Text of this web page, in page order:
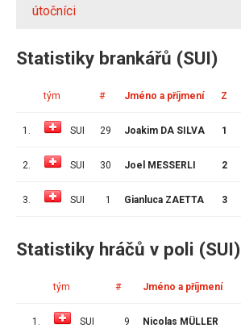
útočníci
Statistiky brankářů (SUI)
tým # Jméno a příjmení Z
1. SUI 29 Joakim DA SILVA 1
2. SUI 30 Joel MESSERLI 2
3. SUI 1 Gianluca ZAETTA 3
Statistiky hráčů v poli (SUI)
tým # Jméno a příjmení
1. SUI 9 Nicolas MÜLLER